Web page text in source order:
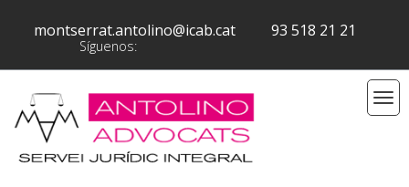
montserrat.antolino@icab.cat 93 518 21 21
Síguenos: